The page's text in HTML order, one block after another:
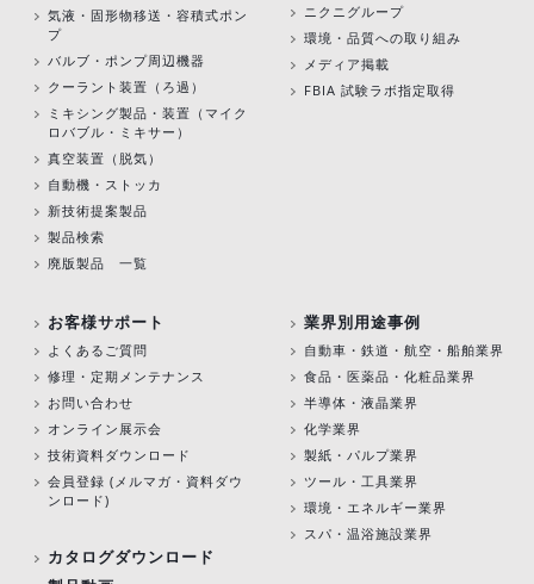
気液・固形物移送・容積式ポン
プ
バルブ・ポンプ周辺機器
クーラント装置（ろ過）
ミキシング製品・装置（マイク
ロバブル・ミキサー）
真空装置（脱気）
自動機・ストッカ
新技術提案製品
製品検索
廃版製品 一覧
ニクニグループ
環境・品質への取り組み
メディア掲載
FBIA 試験ラボ指定取得
お客様サポート
よくあるご質問
修理・定期メンテナンス
お問い合わせ
オンライン展示会
技術資料ダウンロード
会員登録 (メルマガ・資料ダウ
ンロード)
カタログダウンロード
業界別用途事例
自動車・鉄道・航空・船舶業界
食品・医薬品・化粧品業界
半導体・液晶業界
化学業界
製紙・パルプ業界
ツール・工具業界
環境・エネルギー業界
スパ・温浴施設業界